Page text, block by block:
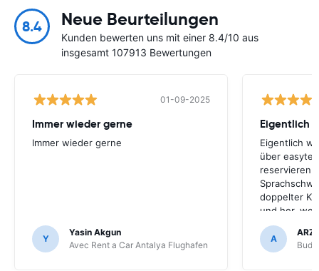
8.4 Neue Beurteilungen
Kunden bewerten uns mit einer 8.4/10 aus
insgesamt 107913 Bewertungen
01-09-2025
Immer wieder gerne
Immer wieder gerne
Y
Yasin Akgun
Avec Rent a Car Antalya Flughafen
Eigentlich
Eigentlich
über
reservieren.
doppelter
und her,
ich
weil die
A